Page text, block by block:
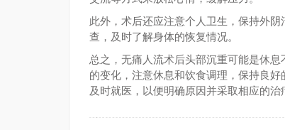
此外，术后还应注意个人卫生，保持外
查，及时了解身体的恢复情况。
总之，无痛人流术后头部沉重可能是休
的变化，注意休息和饮食调理，保持良
及时就医，以便明确原因并采取相应的治